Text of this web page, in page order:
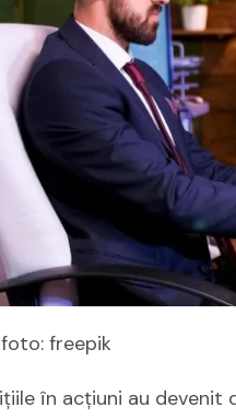
freepik
în acțiuni au devenit